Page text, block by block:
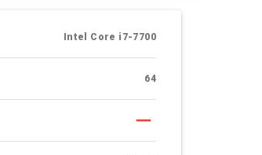
Intel Core i7-7700
64
remove